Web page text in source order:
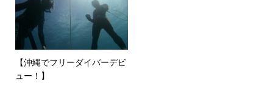
【沖縄でフリーダイバーデビ
ュー！】